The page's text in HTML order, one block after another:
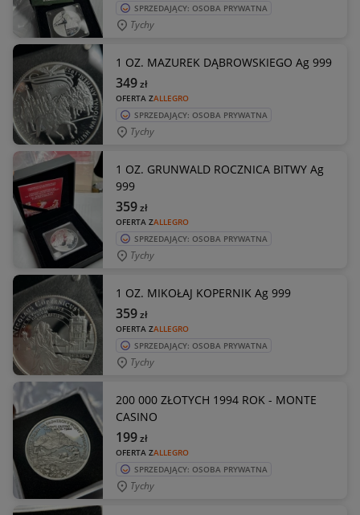
SPRZEDAJĄCY: OSOBA PRYWATNA
Tychy
1 OZ. MAZUREK DĄBROWSKIEGO Ag 999
OFERTA ZALLEGRO
349zł
SPRZEDAJĄCY: OSOBA PRYWATNA
Tychy
1 OZ. GRUNWALD ROCZNICA BITWY Ag
999
OFERTA ZALLEGRO
359zł
SPRZEDAJĄCY: OSOBA PRYWATNA
Tychy
1 OZ. MIKOŁAJ KOPERNIK Ag 999
OFERTA ZALLEGRO
359zł
SPRZEDAJĄCY: OSOBA PRYWATNA
Tychy
200 000 ZŁOTYCH 1994 ROK - MONTE
CASINO
OFERTA ZALLEGRO
199zł
SPRZEDAJĄCY: OSOBA PRYWATNA
Tychy